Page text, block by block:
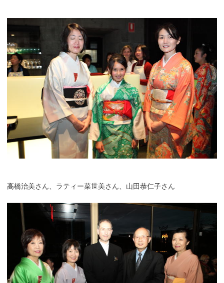
高橋治美さん、ラティー菜世美さん、山田恭仁子さん